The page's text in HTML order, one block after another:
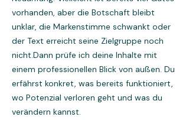
vorhanden, aber die Botschaft bleibt
unklar, die Markenstimme schwankt oder
der Text erreicht seine Zielgruppe noch
nicht.Dann prüfe ich deine Inhalte mit
einem professionellen Blick von außen. Du
erfährst konkret, was bereits funktioniert,
wo Potenzial verloren geht und was du
verändern kannst.